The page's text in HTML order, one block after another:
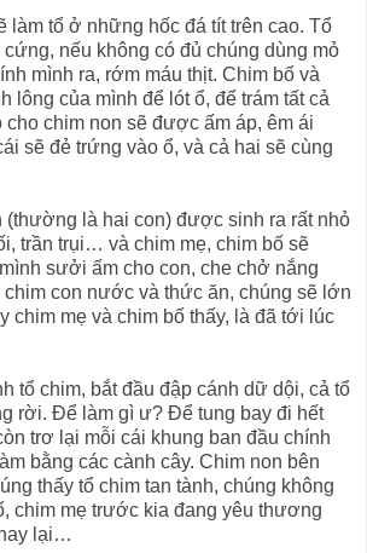
làm tổ ở những hốc đá tít trên cao. Tổ
nếu không có đủ chúng dùng mỏ
mình ra, rớm máu thịt. Chim bố và
lông của mình để lót ổ, để trám tất cả
chim non sẽ được ấm áp, êm ái
sẽ đẻ trứng vào ổ, và cả hai sẽ cùng
(thường là hai con) được sinh ra rất nhỏ
trần trụi… và chim mẹ, chim bố sẽ
sưởi ấm cho con, che chở nắng
chim con nước và thức ăn, chúng sẽ lớn
chim mẹ và chim bố thấy, là đã tới lúc
tổ chim, bắt đầu đập cánh dữ dội, cả tổ
rời. Để làm gì ư? Để tung bay đi hết
trơ lại mỗi cái khung ban đầu chính
bằng các cành cây. Chim non bên
thấy tổ chim tan tành, chúng không
chim mẹ trước kia đang yêu thương
lại…